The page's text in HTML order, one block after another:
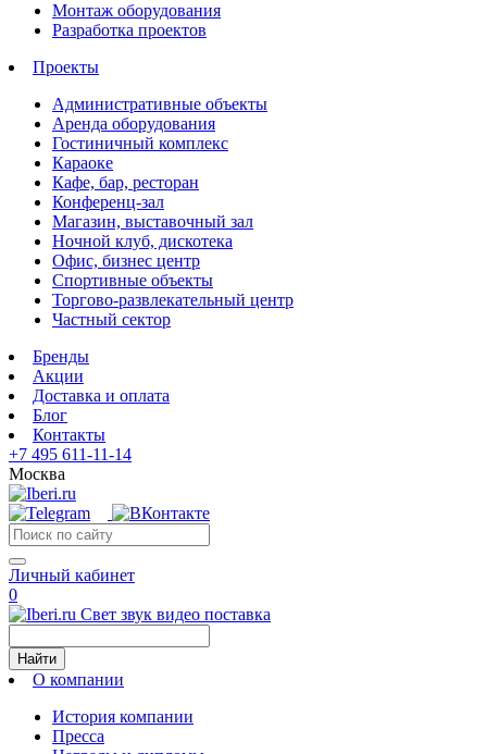
Монтаж оборудования
Разработка проектов
Проекты
Административные объекты
Аренда оборудования
Гостиничный комплекс
Караоке
Кафе, бар, ресторан
Конференц-зал
Магазин, выставочный зал
Ночной клуб, дискотека
Офис, бизнес центр
Спортивные объекты
Торгово-развлекательный центр
Частный сектор
Бренды
Акции
Доставка и оплата
Блог
Контакты
+7 495 611-11-14
Москва
Личный кабинет
0
Свет звук видео поставка
Найти
О компании
История компании
Пресса